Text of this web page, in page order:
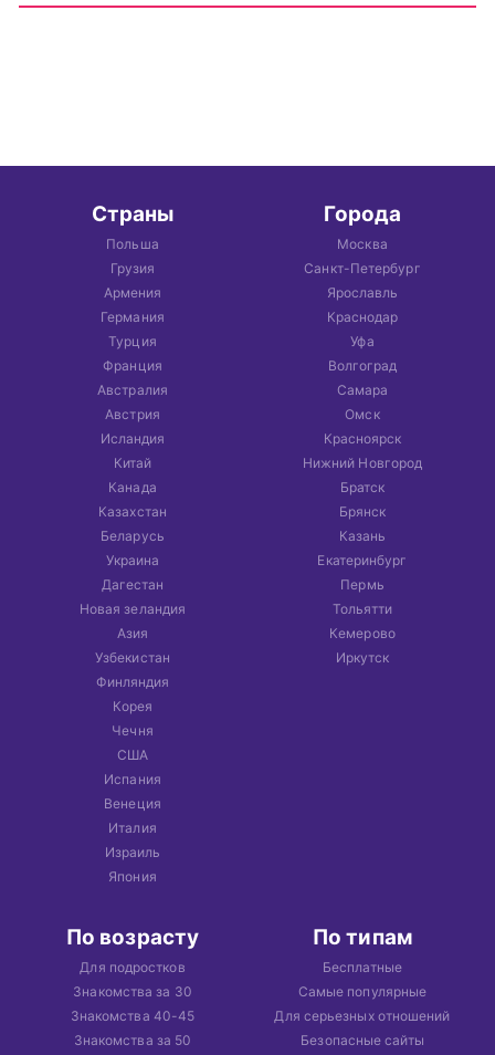
Страны
Польша
Грузия
Армения
Германия
Турция
Франция
Австралия
Австрия
Исландия
Китай
Канада
Казахстан
Беларусь
Украина
Дагестан
Новая зеландия
Азия
Узбекистан
Финляндия
Корея
Чечня
США
Испания
Венеция
Италия
Израиль
Япония
Города
Москва
Санкт-Петербург
Ярославль
Краснодар
Уфа
Волгоград
Самара
Омск
Красноярск
Нижний Новгород
Братск
Брянск
Казань
Екатеринбург
Пермь
Тольятти
Кемерово
Иркутск
По возрасту
Для подростков
Знакомства за 30
Знакомства 40-45
Знакомства за 50
По типам
Бесплатные
Самые популярные
Для серьезных отношений
Безопасные сайты